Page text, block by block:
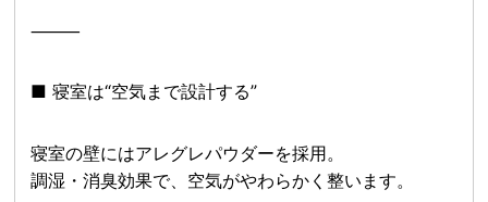
⸻
■ 寝室は“空気まで設計する”
寝室の壁にはアレグレパウダーを採用。
調湿・消臭効果で、空気がやわらかく整います。